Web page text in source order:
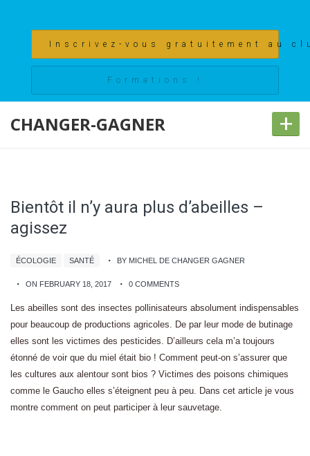
Inscrivez-vous gratuitement au
Formations !
CHANGER-GAGNER +
Bientôt il n’y aura plus d’abeilles –
agissez
ÉCOLOGIE SANTÉ BY MICHEL DE CHANGER GAGNER
ON FEBRUARY 18, 2017 0 COMMENTS
Les abeilles sont des insectes pollinisateurs absolument indispensables
pour beaucoup de productions agricoles. De par leur mode de butinage
elles sont les victimes des pesticides. D’ailleurs cela m’a toujours
étonné de voir que du miel était bio ! Comment peut-on s’assurer que
les cultures aux alentour sont bios ? Victimes des poisons chimiques
comme le Gaucho elles s’éteignent peu à peu. Dans cet article je vous
montre comment on peut participer à leur sauvetage.